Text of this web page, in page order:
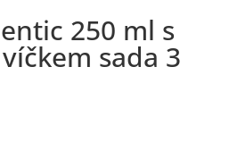
250 ml s
sada 3